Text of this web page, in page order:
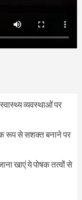
व्यवस्थाओं पर
रूप से सशक्त बनाने पर
खाएं ये पोषक तत्वों से